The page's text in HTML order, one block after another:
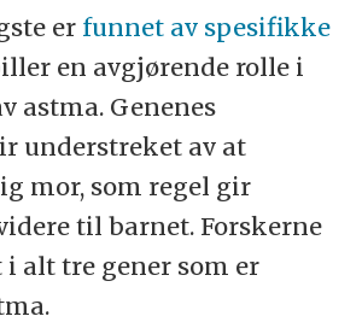
er funnet av spesifikke
en avgjørende rolle i
astma. Genenes
understreket av at
mor, som regel gir
til barnet. Forskerne
alt tre gener som er